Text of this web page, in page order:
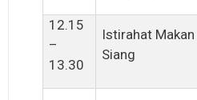
12.15
–
13.30
Istirahat Makan
Siang